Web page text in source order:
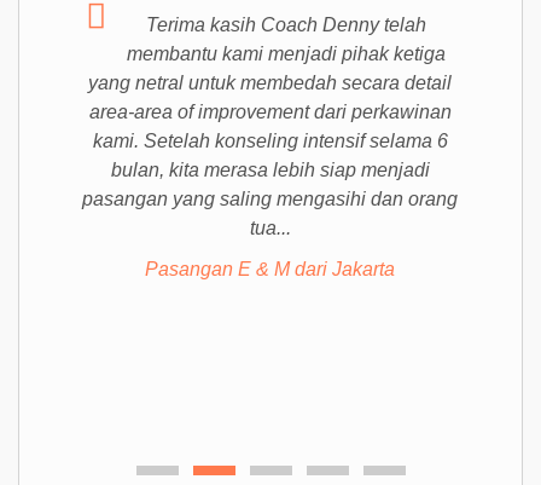
Terima kasih Coach Denny telah
membantu kami menjadi pihak ketiga
yang netral untuk membedah secara detail
area-area of improvement dari perkawinan
kami. Setelah konseling intensif selama 6
bulan, kita merasa lebih siap menjadi
pasangan yang saling mengasihi dan orang
tua...
Pasangan E & M dari Jakarta